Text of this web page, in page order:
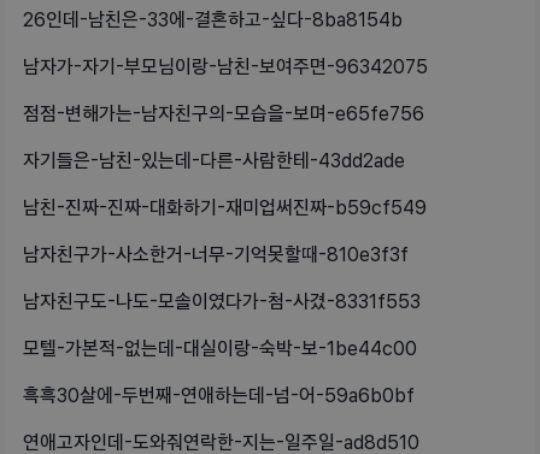
26인데-남친은-33에-결혼하고-싶다-8ba8154b
남자가-자기-부모님이랑-남친-보여주면-96342075
점점-변해가는-남자친구의-모습을-보며-e65fe756
자기들은-남친-있는데-다른-사람한테-43dd2ade
남친-진짜-진짜-대화하기-재미업써진짜-b59cf549
남자친구가-사소한거-너무-기억못할때-810e3f3f
남자친구도-나도-모솔이였다가-첨-사겼-8331f553
모텔-가본적-없는데-대실이랑-숙박-보-1be44c00
흑흑30살에-두번째-연애하는데-넘-어-59a6b0bf
연애고자인데-도와줘연락한-지는-일주일-ad8d510